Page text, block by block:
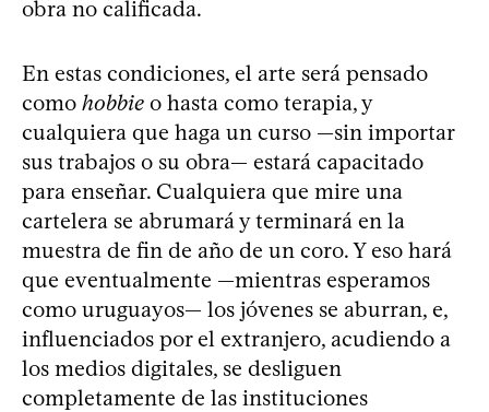
obra no calificada.
En estas condiciones, el arte será pensado
como hobbie o hasta como terapia, y
cualquiera que haga un curso —sin importar
sus trabajos o su obra— estará capacitado
para enseñar. Cualquiera que mire una
cartelera se abrumará y terminará en la
muestra de fin de año de un coro. Y eso hará
que eventualmente —mientras esperamos
como uruguayos— los jóvenes se aburran, e,
influenciados por el extranjero, acudiendo a
los medios digitales, se desliguen
completamente de las instituciones